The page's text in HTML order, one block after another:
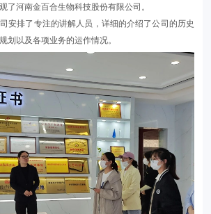
了河南金百合生物科技股份有限公司。
安排了专注的讲解人员，详细的介绍了公司的历史
划以及各项业务的运作情况。